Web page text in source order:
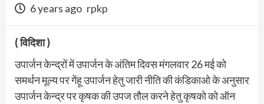
6 years ago rpkp
( विदिशा )
उपार्जन केन्द्रों में उपार्जन के अंतिम दिवस मंगलवार 26 मई को
समर्थन मूल्य पर गेंहू उपार्जन हेतु जारी नीति की कंडिकाओ के अनुसार
उपार्जन केन्द्र पर कृषक की उपज तौल करने हेतु कृषको को ऑन